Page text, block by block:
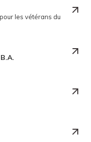
les vétérans du